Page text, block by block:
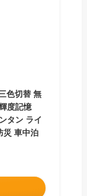
色切替 無
度記憶
タン ライ
災 車中泊